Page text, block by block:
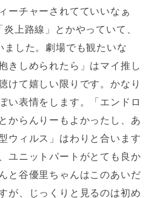
ーチャーされてていいなぁ
上路線」とかやっていて、
ました。劇場でも観たいな
きしめられたら」はマイ推し
けて嬉しい限りです。かなり
い表情をします。「エンドロ
からんりーもよかったし、あ
ウィルス」はわりと合います
ユニットパートがとても良か
と谷優里ちゃんはこのあいだ
が、じっくりと見るのは初め